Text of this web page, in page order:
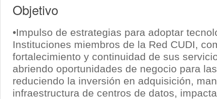
Objetivo
•Impulso de estrategias para adoptar
Instituciones miembros de la Red CUDI,
fortalecimiento y continuidad de sus
abriendo oportunidades de negocio para
reduciendo la inversión en adquisición,
infraestructura de centros de datos,